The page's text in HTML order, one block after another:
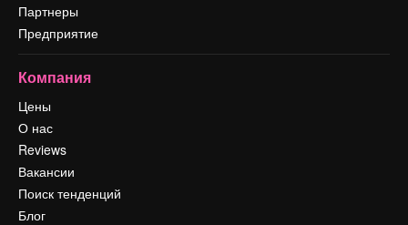
Партнеры
Предприятие
Компания
Цены
О нас
Reviews
Вакансии
Поиск тенденций
Блог